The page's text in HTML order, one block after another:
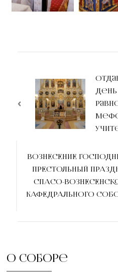
день
ВОЗНЕСЕНИЕ
ПРЕСТОЛЬНЫЙ
СПАСО-
КАФЕДРАЛЬНОГО
О соборе